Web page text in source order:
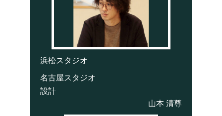
浜松スタジオ
名古屋スタジオ
設計
山本 清尊